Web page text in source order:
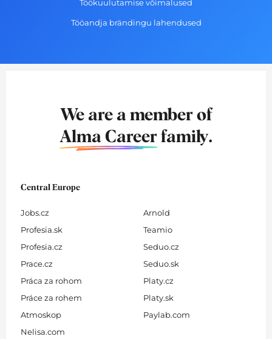
Töökuulutamise võimalused
Tööandja brändingu lahendused
We are a member of
Alma Career family.
Central Europe
Jobs.cz
Profesia.sk
Profesia.cz
Prace.cz
Práca za rohom
Práce za rohem
Atmoskop
Nelisa.com
Arnold
Teamio
Seduo.cz
Seduo.sk
Platy.cz
Platy.sk
Paylab.com